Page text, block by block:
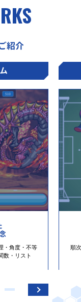
紹介
・角度・不等
数・リスト
順